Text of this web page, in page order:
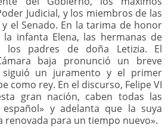
Judicial, y los miembros de las
el Senado. En la tarima de honor
la infanta Elena, las hermanas de
los padres de doña Letizia. El
baja pronunció un breve
un juramento y el primer
como rey. En el discurso, Felipe VI
gran nación, caben todas las
y adelanta que la suya
renovada para un tiempo nuevo».